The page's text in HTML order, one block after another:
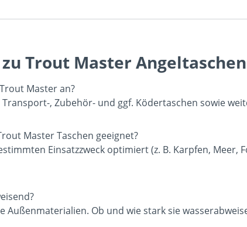
Trout Master Angeltaschen
Master an?
, Zubehör- und ggf. Ködertaschen sowie
Master Taschen geeignet?
Einsatzzweck optimiert (z. B. Karpfen,
Außenmaterialien. Ob und wie stark sie